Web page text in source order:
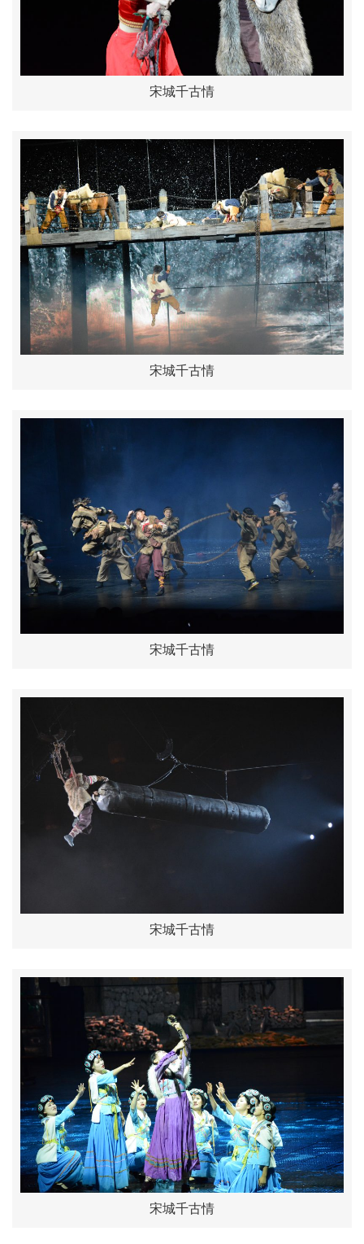
宋城千古情
宋城千古情
宋城千古情
宋城千古情
宋城千古情